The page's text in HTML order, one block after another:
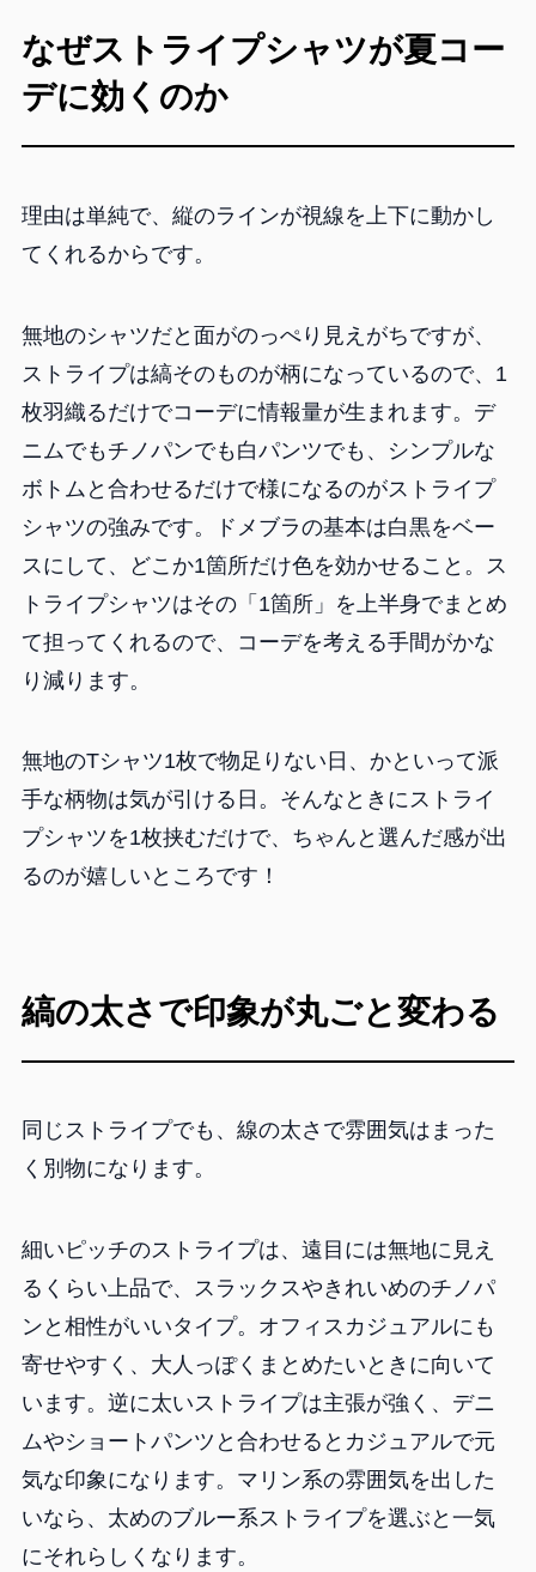
なぜストライプシャツが夏コー
デに効くのか
理由は単純で、縦のラインが視線を上下に動かし
てくれるからです。
無地のシャツだと面がのっぺり見えがちですが、
ストライプは縞そのものが柄になっているので、1
枚羽織るだけでコーデに情報量が生まれます。デ
ニムでもチノパンでも白パンツでも、シンプルな
ボトムと合わせるだけで様になるのがストライプ
シャツの強みです。ドメブラの基本は白黒をベー
スにして、どこか1箇所だけ色を効かせること。ス
トライプシャツはその「1箇所」を上半身でまとめ
て担ってくれるので、コーデを考える手間がかな
り減ります。
無地のTシャツ1枚で物足りない日、かといって派
手な柄物は気が引ける日。そんなときにストライ
プシャツを1枚挟むだけで、ちゃんと選んだ感が出
るのが嬉しいところです！
縞の太さで印象が丸ごと変わる
同じストライプでも、線の太さで雰囲気はまった
く別物になります。
細いピッチのストライプは、遠目には無地に見え
るくらい上品で、スラックスやきれいめのチノパ
ンと相性がいいタイプ。オフィスカジュアルにも
寄せやすく、大人っぽくまとめたいときに向いて
います。逆に太いストライプは主張が強く、デニ
ムやショートパンツと合わせるとカジュアルで元
気な印象になります。マリン系の雰囲気を出した
いなら、太めのブルー系ストライプを選ぶと一気
にそれらしくなります。